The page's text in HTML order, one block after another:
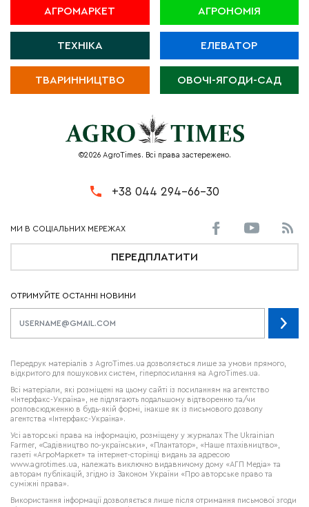
АГРОМАРКЕТ АГРОНОМІЯ
ТЕХНІКА ЕЛЕВАТОР
ТВАРИННИЦТВО ОВОЧІ-ЯГОДИ-САД
©2026 AgroTimes. Всі права застережено.
+38 044 294-66-30
ПЕРЕДПЛАТИТИ
ОТРИМУЙТЕ ОСТАННІ НОВИНИ
Передрук матеріалів з AgroTimes.ua дозволяється лише за умови прямого,
відкритого для пошукових систем, гіперпосилання на AgroTimes.ua.
Всі матеріали, які розміщені на цьому сайті із посиланням на агентство
«Інтерфакс-Україна», не підлягають подальшому відтворенню та/чи
розповсюдженню в будь-якій формі, інакше як із письмового дозволу
агентства «Інтерфакс-Україна».
Усі авторські права на інформацію, розміщену у журналах The Ukrainian
Farmer , «Садівництво по-українськи», «Плантатор», «Наше птахівництво»,
газеті «АгроМаркет» та інтернет-сторінці видань за адресою
www.agrotimes.ua,
належать виключно видавничому дому «АГП Медіа» та
авторам публікацій, згідно із Законом України «Про авторське право та
суміжні права».
Використання інформації дозволяється лише після отримання письмової згоди